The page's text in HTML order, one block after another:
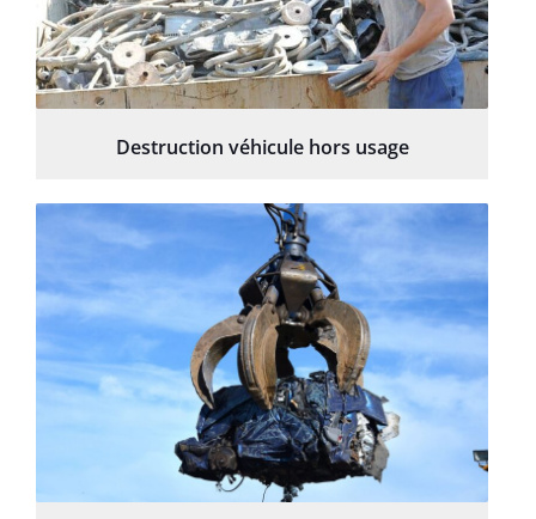
Destruction véhicule hors usage